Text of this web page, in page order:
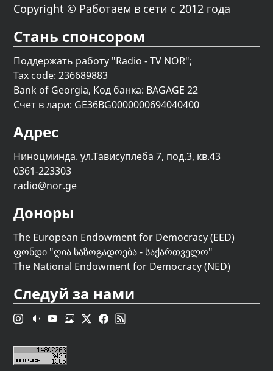
Copyright © Работаем в сети с 2012 года
Стань спонсором
Поддержать работу "Radio - TV NOR";
Tax code: 236689883
Bank of Georgia, Код банка: BAGAGE 22
Счет в лари: GE36BG0000000694040400
Адрес
Ниноцминда. ул.Тависуплеба 7, под.3, кв.43
0361-223303
radio@nor.ge
Доноры
The European Endowment for Democracy (EED)
ფონდი "ღია საზოგადოება - საქართველო"
The National Endowment for Democracy (NED)
Следуй за нами